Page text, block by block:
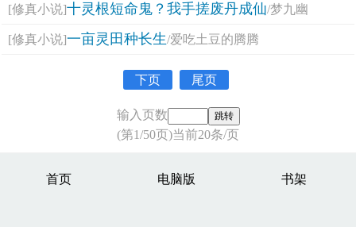
[修真小说]十灵根短命鬼？我手搓废丹成仙/梦九幽
[修真小说]一亩灵田种长生/爱吃土豆的腾腾
下页 尾页
输入页数
(第1/50页)当前20条/页
首页 电脑版 书架